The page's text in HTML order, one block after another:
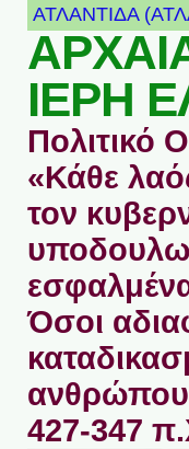
ΑΤΛΑΝΤΊΔΑ
ΙΕΡΗ
Πολιτικό
«Κάθε
τον
Όσοι
427-347